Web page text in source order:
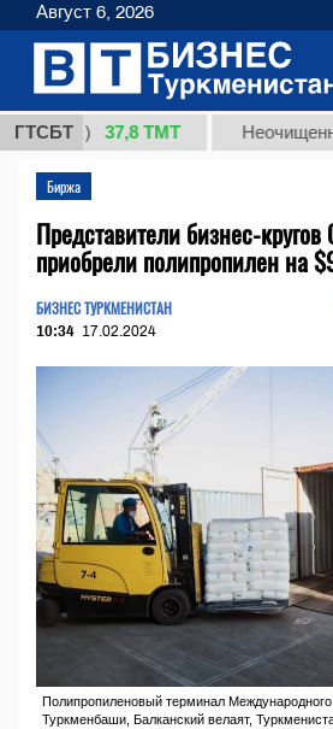
ГТСБТ
37,8 ТМТ Неочищенная
Биржа
Представители бизнес-
приобрели полипропилен на
БИЗНЕС ТУРКМЕНИСТАН
10:34 17.02.2024
Полипропиленовый терминал Международного
Туркменбаши, Балканский велаят,
Август 6, 2026